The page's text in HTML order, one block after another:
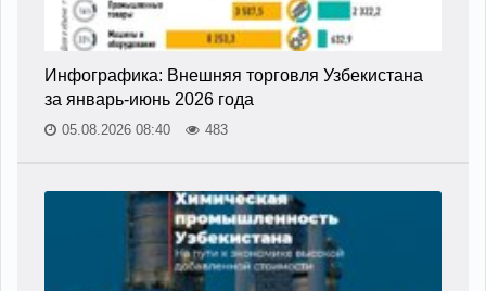
Инфографика: Внешняя торговля Узбекистана
за январь-июнь 2026 года
05.08.2026 08:40 483